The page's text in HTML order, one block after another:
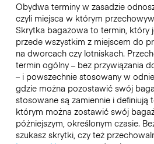
Obydwa terminy w zasadzie
czyli miejsca w którym
Skrytka bagażowa to termin, który
przede wszystkim z miejscem do
na dworcach czy lotniskach.
termin ogólny – bez przywiązania
– i powszechnie stosowany w
gdzie można pozostawić swój
stosowane są zamiennie i definiują
którym można zostawić swój
późniejszym, określonym czasie.
szukasz skrytki, czy też